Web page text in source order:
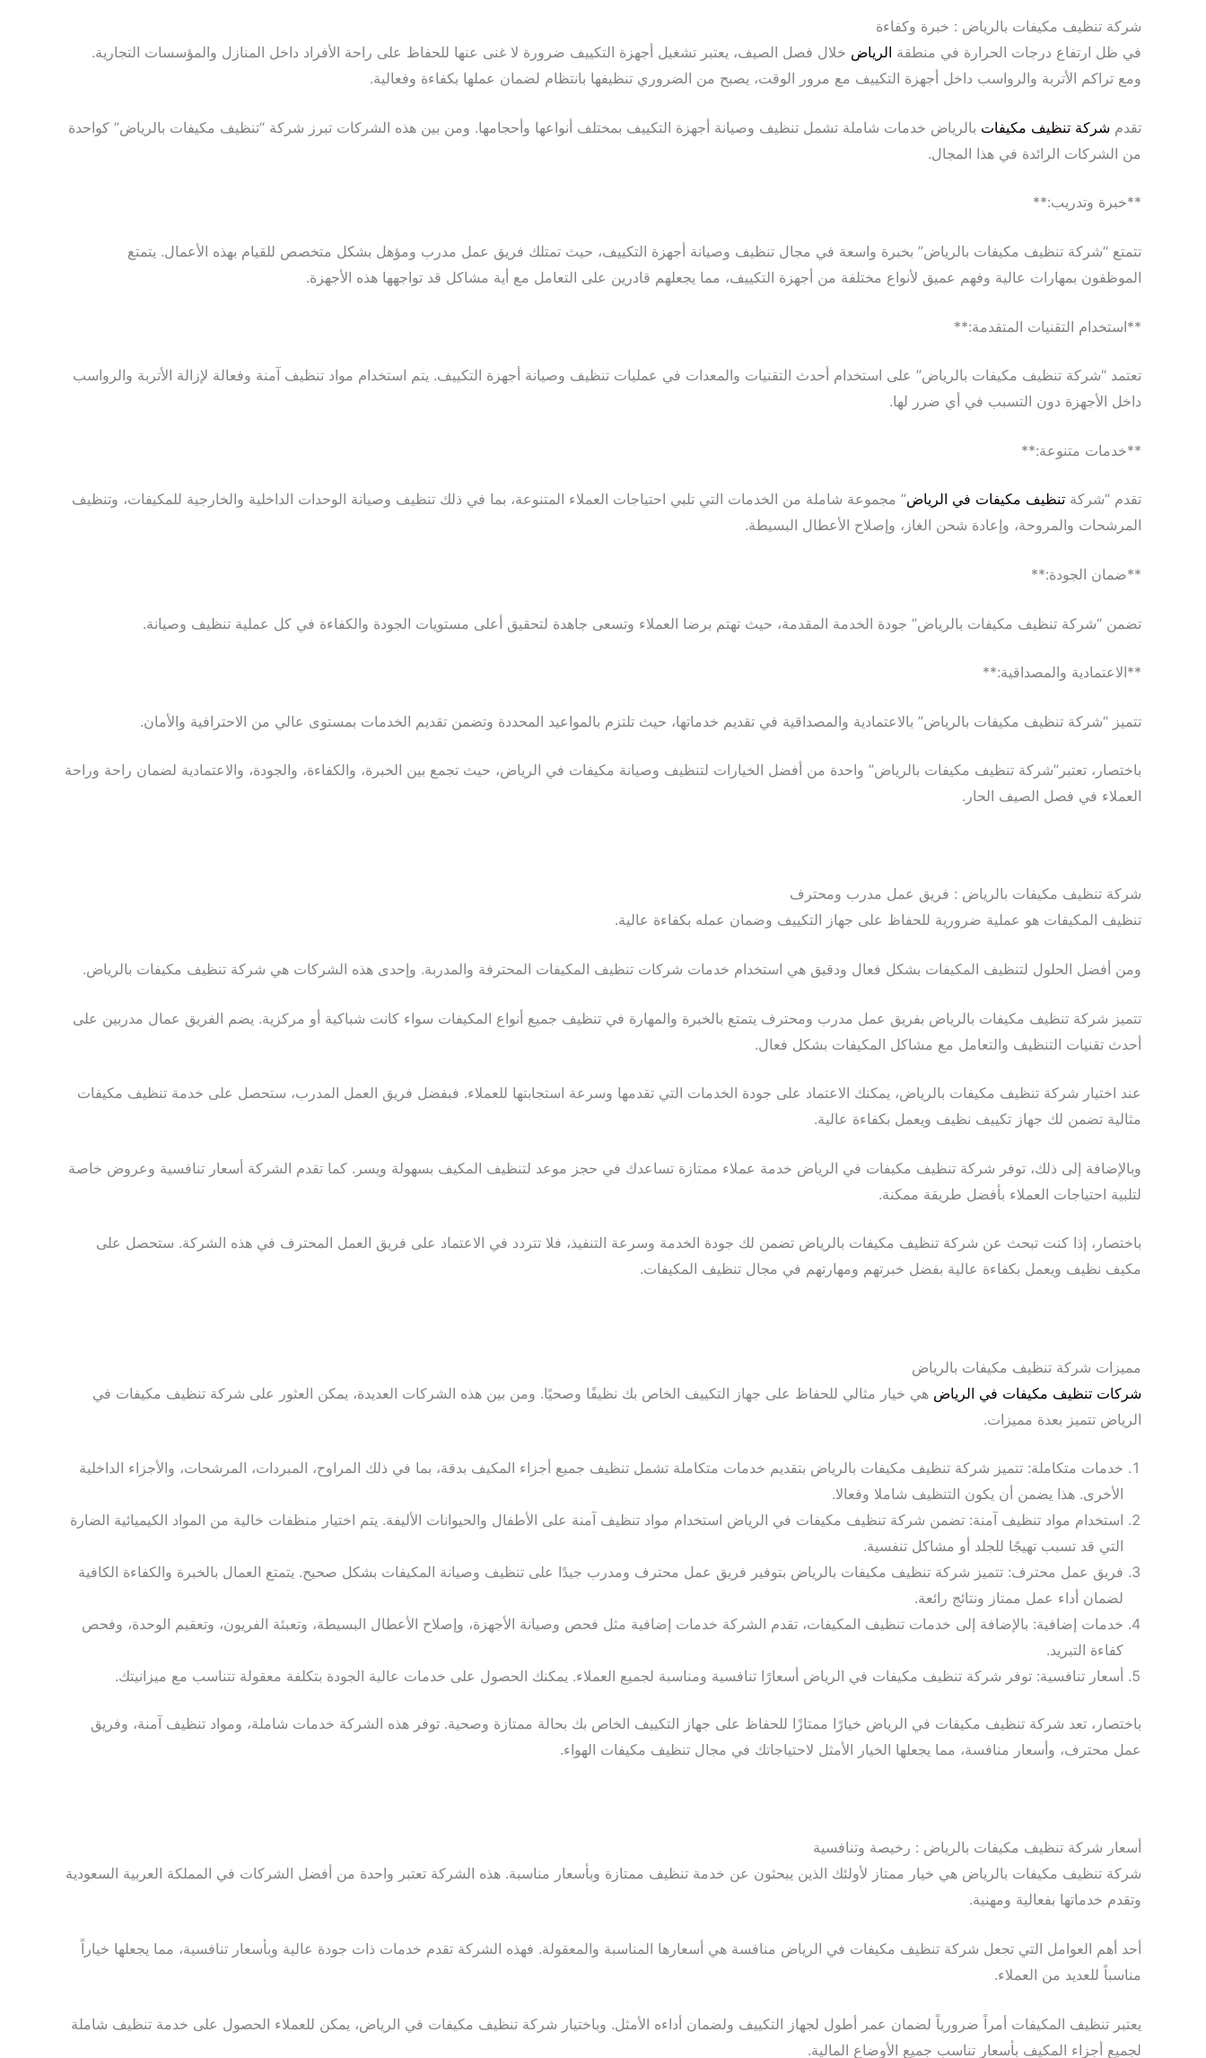
شركة تنظيف مكيفات بالرياض : خبرة وكفاءة
في ظل ارتفاع درجات الحرارة في منطقة الرياض خلال فصل الصيف، يعتبر تشغيل أجهزة التكييف ضرورة لا غنى عنها للحفاظ على راحة الأفراد داخل المنازل والمؤسسات التجارية.
ومع تراكم الأتربة والرواسب داخل أجهزة التكييف مع مرور الوقت، يصبح من الضروري تنظيفها بانتظام لضمان عملها بكفاءة وفعالية.
تقدم شركة تنظيف مكيفات بالرياض خدمات شاملة تشمل تنظيف وصيانة أجهزة التكييف بمختلف أنواعها وأحجامها. ومن بين هذه الشركات تبرز شركة “تنظيف مكيفات بالرياض” كواحدة
من الشركات الرائدة في هذا المجال.
**خبرة وتدريب:**
تتمتع “شركة تنظيف مكيفات بالرياض” بخبرة واسعة في مجال تنظيف وصيانة أجهزة التكييف، حيث تمتلك فريق عمل مدرب ومؤهل بشكل متخصص للقيام بهذه الأعمال. يتمتع
الموظفون بمهارات عالية وفهم عميق لأنواع مختلفة من أجهزة التكييف، مما يجعلهم قادرين على التعامل مع أية مشاكل قد تواجهها هذه الأجهزة.
**استخدام التقنيات المتقدمة:**
تعتمد “شركة تنظيف مكيفات بالرياض” على استخدام أحدث التقنيات والمعدات في عمليات تنظيف وصيانة أجهزة التكييف. يتم استخدام مواد تنظيف آمنة وفعالة لإزالة الأتربة والرواسب
داخل الأجهزة دون التسبب في أي ضرر لها.
**خدمات متنوعة:**
تقدم “شركة تنظيف مكيفات في الرياض” مجموعة شاملة من الخدمات التي تلبي احتياجات العملاء المتنوعة، بما في ذلك تنظيف وصيانة الوحدات الداخلية والخارجية للمكيفات، وتنظيف
المرشحات والمروحة، وإعادة شحن الغاز، وإصلاح الأعطال البسيطة.
**ضمان الجودة:**
تضمن “شركة تنظيف مكيفات بالرياض” جودة الخدمة المقدمة، حيث تهتم برضا العملاء وتسعى جاهدة لتحقيق أعلى مستويات الجودة والكفاءة في كل عملية تنظيف وصيانة.
**الاعتمادية والمصداقية:**
تتميز “شركة تنظيف مكيفات بالرياض” بالاعتمادية والمصداقية في تقديم خدماتها، حيث تلتزم بالمواعيد المحددة وتضمن تقديم الخدمات بمستوى عالي من الاحترافية والأمان.
باختصار، تعتبر”شركة تنظيف مكيفات بالرياض” واحدة من أفضل الخيارات لتنظيف وصيانة مكيفات في الرياض، حيث تجمع بين الخبرة، والكفاءة، والجودة، والاعتمادية لضمان راحة وراحة
العملاء في فصل الصيف الحار.
شركة تنظيف مكيفات بالرياض : فريق عمل مدرب ومحترف
تنظيف المكيفات هو عملية ضرورية للحفاظ على جهاز التكييف وضمان عمله بكفاءة عالية.
ومن أفضل الحلول لتنظيف المكيفات بشكل فعال ودقيق هي استخدام خدمات شركات تنظيف المكيفات المحترفة والمدربة. وإحدى هذه الشركات هي شركة تنظيف مكيفات بالرياض.
تتميز شركة تنظيف مكيفات بالرياض بفريق عمل مدرب ومحترف يتمتع بالخبرة والمهارة في تنظيف جميع أنواع المكيفات سواء كانت شباكية أو مركزية. يضم الفريق عمال مدربين على
أحدث تقنيات التنظيف والتعامل مع مشاكل المكيفات بشكل فعال.
عند اختيار شركة تنظيف مكيفات بالرياض، يمكنك الاعتماد على جودة الخدمات التي تقدمها وسرعة استجابتها للعملاء. فبفضل فريق العمل المدرب، ستحصل على خدمة تنظيف مكيفات
مثالية تضمن لك جهاز تكييف نظيف ويعمل بكفاءة عالية.
وبالإضافة إلى ذلك، توفر شركة تنظيف مكيفات في الرياض خدمة عملاء ممتازة تساعدك في حجز موعد لتنظيف المكيف بسهولة ويسر. كما تقدم الشركة أسعار تنافسية وعروض خاصة
لتلبية احتياجات العملاء بأفضل طريقة ممكنة.
باختصار، إذا كنت تبحث عن شركة تنظيف مكيفات بالرياض تضمن لك جودة الخدمة وسرعة التنفيذ، فلا تتردد في الاعتماد على فريق العمل المحترف في هذه الشركة. ستحصل على
مكيف نظيف ويعمل بكفاءة عالية بفضل خبرتهم ومهارتهم في مجال تنظيف المكيفات.
مميزات شركة تنظيف مكيفات بالرياض
شركات تنظيف مكيفات في الرياض هي خيار مثالي للحفاظ على جهاز التكييف الخاص بك نظيفًا وصحيًا. ومن بين هذه الشركات العديدة، يمكن العثور على شركة تنظيف مكيفات في
الرياض تتميز بعدة مميزات.
خدمات متكاملة: تتميز شركة تنظيف مكيفات بالرياض بتقديم خدمات متكاملة تشمل تنظيف جميع أجزاء المكيف بدقة، بما في ذلك المراوح، المبردات، المرشحات، والأجزاء الداخلية
الأخرى. هذا يضمن أن يكون التنظيف شاملا وفعالا.
استخدام مواد تنظيف آمنة: تضمن شركة تنظيف مكيفات في الرياض استخدام مواد تنظيف آمنة على الأطفال والحيوانات الأليفة. يتم اختيار منظفات خالية من المواد الكيميائية الضارة
التي قد تسبب تهيجًا للجلد أو مشاكل تنفسية.
فريق عمل محترف: تتميز شركة تنظيف مكيفات بالرياض بتوفير فريق عمل محترف ومدرب جيدًا على تنظيف وصيانة المكيفات بشكل صحيح. يتمتع العمال بالخبرة والكفاءة الكافية
لضمان أداء عمل ممتاز ونتائج رائعة.
خدمات إضافية: بالإضافة إلى خدمات تنظيف المكيفات، تقدم الشركة خدمات إضافية مثل فحص وصيانة الأجهزة، وإصلاح الأعطال البسيطة، وتعبئة الفريون، وتعقيم الوحدة، وفحص
كفاءة التبريد.
أسعار تنافسية: توفر شركة تنظيف مكيفات في الرياض أسعارًا تنافسية ومناسبة لجميع العملاء. يمكنك الحصول على خدمات عالية الجودة بتكلفة معقولة تتناسب مع ميزانيتك.
باختصار، تعد شركة تنظيف مكيفات في الرياض خيارًا ممتازًا للحفاظ على جهاز التكييف الخاص بك بحالة ممتازة وصحية. توفر هذه الشركة خدمات شاملة، ومواد تنظيف آمنة، وفريق
عمل محترف، وأسعار منافسة، مما يجعلها الخيار الأمثل لاحتياجاتك في مجال تنظيف مكيفات الهواء.
أسعار شركة تنظيف مكيفات بالرياض : رخيصة وتنافسية
شركة تنظيف مكيفات بالرياض هي خيار ممتاز لأولئك الذين يبحثون عن خدمة تنظيف ممتازة وبأسعار مناسبة. هذه الشركة تعتبر واحدة من أفضل الشركات في المملكة العربية السعودية
وتقدم خدماتها بفعالية ومهنية.
أحد أهم العوامل التي تجعل شركة تنظيف مكيفات في الرياض منافسة هي أسعارها المناسبة والمعقولة. فهذه الشركة تقدم خدمات ذات جودة عالية وبأسعار تنافسية، مما يجعلها خياراً
مناسباً للعديد من العملاء.
يعتبر تنظيف المكيفات أمراً ضرورياً لضمان عمر أطول لجهاز التكييف ولضمان أداءه الأمثل. وباختيار شركة تنظيف مكيفات في الرياض، يمكن للعملاء الحصول على خدمة تنظيف شاملة
لجميع أجزاء المكيف بأسعار تناسب جميع الأوضاع المالية.